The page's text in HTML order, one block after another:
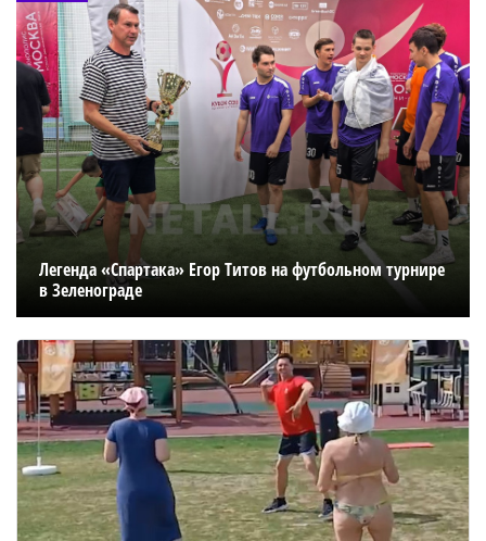
Легенда «Спартака» Егор Титов на футбольном турнире
в Зеленограде